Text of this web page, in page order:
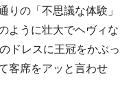
の「不思議な体験」
ように壮大でヘヴィな
ドレスに王冠をかぶっ
客席をアッと言わせ